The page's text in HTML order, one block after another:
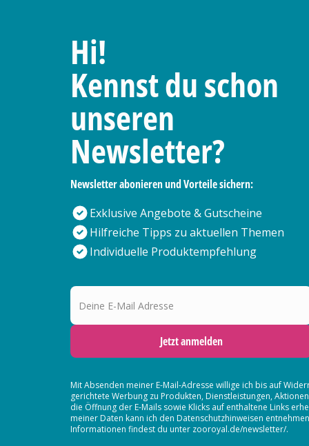
Hi!
Kennst du schon
unseren
Newsletter?
Newsletter abonieren und Vorteile sichern:
Exklusive Angebote & Gutscheine
Hilfreiche Tipps zu aktuellen Themen
Individuelle Produktempfehlung
Deine E-Mail Adresse
Jetzt anmelden
Mit Absenden meiner E-Mail-Adresse willige ich bis auf
gerichtete Werbung zu Produkten, Dienstleistungen,
die Öffnung der E-Mails sowie Klicks auf enthaltene Links
meiner Daten kann ich den Datenschutzhinweisen
Informationen findest du unter zooroyal.de/newsletter/.